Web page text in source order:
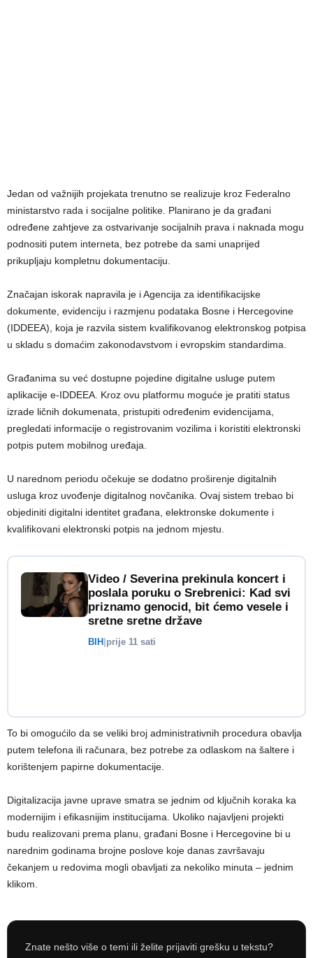
Jedan od važnijih projekata trenutno se realizuje kroz Federalno
ministarstvo rada i socijalne politike. Planirano je da građani
određene zahtjeve za ostvarivanje socijalnih prava i naknada mogu
podnositi putem interneta, bez potrebe da sami unaprijed
prikupljaju kompletnu dokumentaciju.
Značajan iskorak napravila je i Agencija za identifikacijske
dokumente, evidenciju i razmjenu podataka Bosne i Hercegovine
(IDDEEA), koja je razvila sistem kvalifikovanog elektronskog potpisa
u skladu s domaćim zakonodavstvom i evropskim standardima.
Građanima su već dostupne pojedine digitalne usluge putem
aplikacije e-IDDEEA. Kroz ovu platformu moguće je pratiti status
izrade ličnih dokumenata, pristupiti određenim evidencijama,
pregledati informacije o registrovanim vozilima i koristiti elektronski
potpis putem mobilnog uređaja.
U narednom periodu očekuje se dodatno proširenje digitalnih
usluga kroz uvođenje digitalnog novčanika. Ovaj sistem trebao bi
objediniti digitalni identitet građana, elektronske dokumente i
kvalifikovani elektronski potpis na jednom mjestu.
Video / Severina prekinula koncert i
poslala poruku o Srebrenici: Kad svi
priznamo genocid, bit ćemo vesele i
sretne sretne države
BIH prije 11 sati
To bi omogućilo da se veliki broj administrativnih procedura obavlja
putem telefona ili računara, bez potrebe za odlaskom na šaltere i
korištenjem papirne dokumentacije.
Digitalizacija javne uprave smatra se jednim od ključnih koraka ka
modernijim i efikasnijim institucijama. Ukoliko najavljeni projekti
budu realizovani prema planu, građani Bosne i Hercegovine bi u
narednim godinama brojne poslove koje danas završavaju
čekanjem u redovima mogli obavljati za nekoliko minuta – jednim
klikom.
Znate nešto više o temi ili želite prijaviti grešku u tekstu?